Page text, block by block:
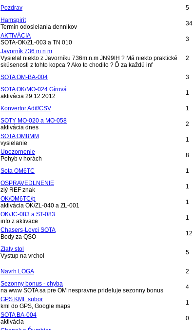
Pozdrav
5
Hamspirit
Termin odosielania dennikov
34
AKTIVÁCIA
SOTA-OK/ZL-003 a TN 010
3
Javorník 736 m.n.m
Vysielal niekto z Javorníku 736m.n.m JN99IH ? Má niekto praktické
skúsenosti z tohto kopca ? Ako to chodilo ? Ď za každú inf
2
SOTA OM-BA-004 3
SOTA OK/MO-024 Gírová
aktivácia 29.12.2012
1
Konvertor Adif/CSV
1
SOTY MO-020 a MO-058
aktivácia dnes
2
SOTA OM8MM
vysielanie
1
Upozornenie
Pohyb v horách
8
Sota OM6TC
1
OSPRAVEDLNENIE
zlý REF znak
1
OK/OM6TC/p
aktivácia OK/ZL-040 a ZL-001
1
OK/JC-083 a ST-083
info z aktivace
1
Chasers-Lovci SOTA
Body za QSO
12
Zlaty stol
Vystup na vrchol
5
Navrh LOGA
2
Sezonny bonus - chyba
na www SOTA sa pre OM nespravne prideluje sezonny bonus
4
GPS KML subor
kml do GPS, Google maps
1
SOTA BA-004
aktivácia
0